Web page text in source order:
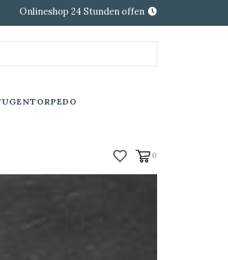
Onlineshop 24 Stunden offen
0